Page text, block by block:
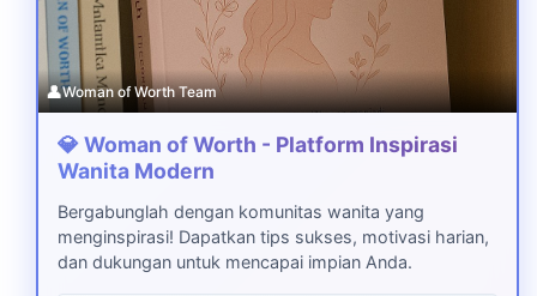
👤Woman of Worth Team
💎 Woman of Worth - Platform Inspirasi
Wanita Modern
Bergabunglah dengan komunitas wanita yang
menginspirasi! Dapatkan tips sukses, motivasi harian,
dan dukungan untuk mencapai impian Anda.